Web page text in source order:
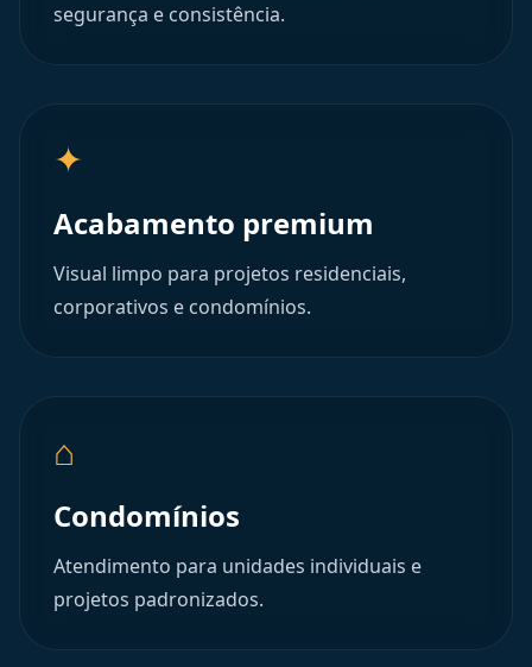
segurança e consistência.
✦
Acabamento premium
Visual limpo para projetos residenciais,
corporativos e condomínios.
⌂
Condomínios
Atendimento para unidades individuais e
projetos padronizados.